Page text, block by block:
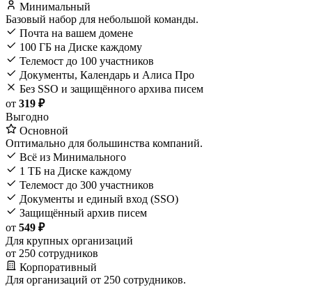
Минимальный
Базовый набор для небольшой команды.
Почта на вашем домене
100 ГБ на Диске каждому
Телемост до 100 участников
Документы, Календарь и Алиса Про
Без SSO и защищённого архива писем
от 319 ₽
Выгодно
Основной
Оптимально для большинства компаний.
Всё из Минимального
1 ТБ на Диске каждому
Телемост до 300 участников
Документы и единый вход (SSO)
Защищённый архив писем
от 549 ₽
Для крупных организаций
от 250 сотрудников
Корпоративный
Для организаций от 250 сотрудников.